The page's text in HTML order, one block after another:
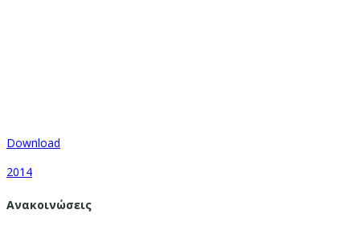
Download
2014
Ανακοινώσεις